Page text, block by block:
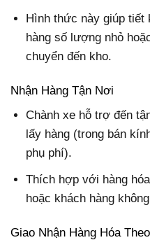
Hình thức này giúp tiết
hàng số lượng nhỏ
chuyển đến kho.
Nhận Hàng Tận Nơi
Chành xe hỗ trợ đến
lấy hàng (trong bán
phụ phí).
Thích hợp với hàng
hoặc khách hàng
Giao Nhận Hàng Hóa